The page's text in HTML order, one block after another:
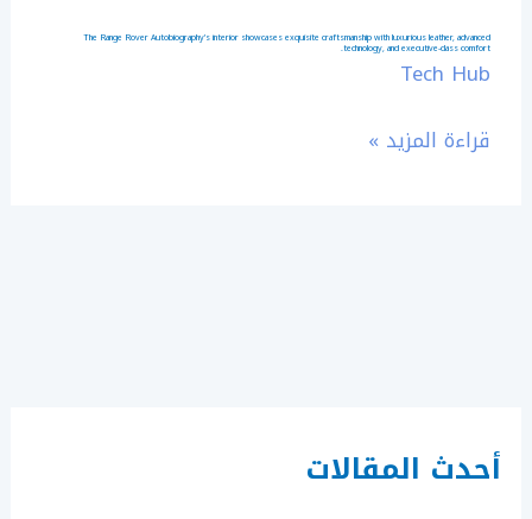
The Range Rover Autobiography’s interior showcases exquisite craftsmanship with luxurious leather, advanced
technology, and executive-class comfort.
Tech Hub
luxurious
leather,
advanced
technology,
قراءة المزيد »
أحدث المقالات